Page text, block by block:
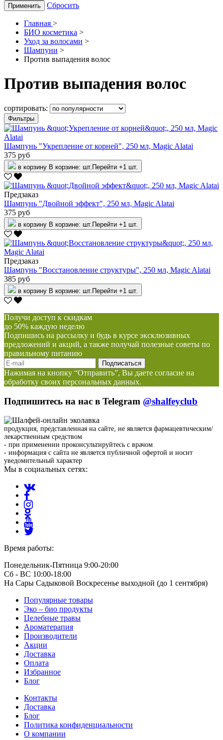
Применить
Сбросить
Главная >
БИО косметика >
Уход за волосами >
Шампуни >
Против выпадения волос
Против выпадения волос
сортировать:
Фильтры
Шампунь "Укрепление от корней", 250 мл, Magic Alatai
375 руб
в корзину В корзине: шт. Перейти +1 шт.
Предзаказ
Шампунь "Двойной эффект", 250 мл, Magic Alatai
375 руб
в корзину В корзине: шт. Перейти +1 шт.
Предзаказ
Шампунь "Восстановление структуры", 250 мл, Magic Alatai
385 руб
в корзину В корзине: шт. Перейти +1 шт.
Получи доступ к скидкам
до 50% каждую неделю
Подпишись на рассылку и будь в курсе эксклюзивных
предложений и акций, а также получай полезные советы по
правильному питанию
Нажимая на кнопку “Отправить”, Вы даете согласие на
обработку своих персональных данных.
Подпишитесь на нас в Telegram @shalfeyclub
продукция, представленная на сайте, не является фармацевтическим/
лекарственным средством
- при применении проконсультируйтесь с врачом
- информация с сайта не является публичной офертой и носит
уведомительный характер
Мы в социальных сетях:
Время работы:
Понедельник-Пятница 9:00-20:00
Сб - ВС 10:00-18:00
На Сары Садыковой Воскресенье выходной (до 1 сентября)
Популярные товары
Эко – био продукты
Целебные травы
Ароматерапия
Производители
Акции
Доставка
Оплата
Избранное
Блог
Контакты
Доставка
Блог
Политика конфиденциальности
О компании